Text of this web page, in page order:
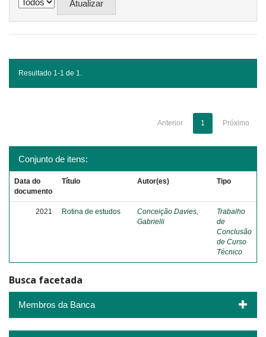
Resultado 1-1 de 1.
Anterior 1 Próximo
Conjunto de itens:
Data do
documento
Título Autor(es) Tipo
2021 Rotina de estudos
Conceição Davies,
Gabrielli
Trabalho
de
Conclusão
de Curso
Técnico
Busca facetada
Membros da Banca